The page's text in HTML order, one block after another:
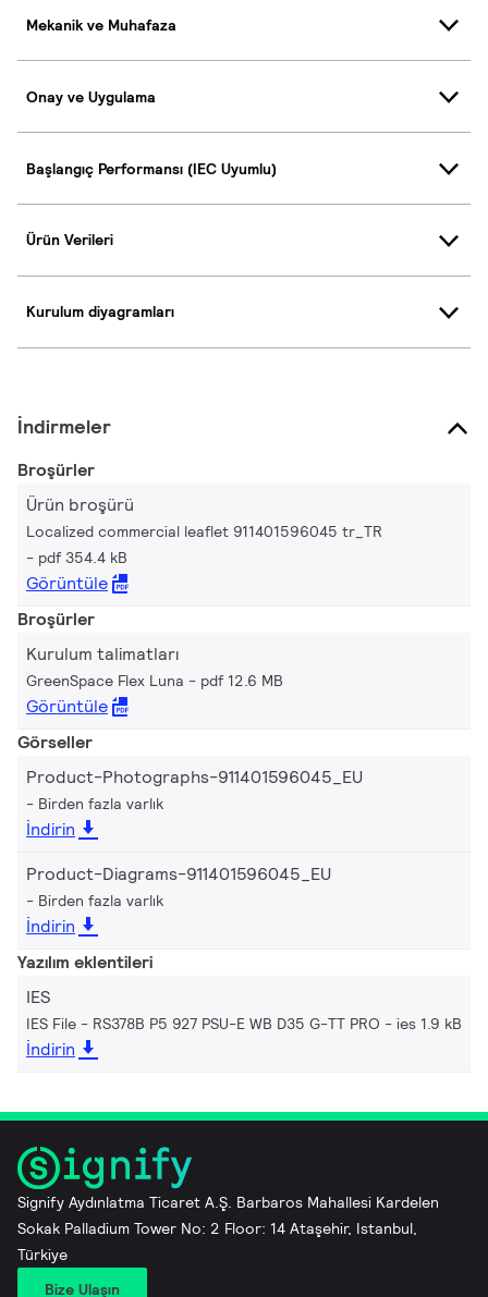
Mekanik ve Muhafaza
Onay ve Uygulama
Başlangıç Performansı (IEC Uyumlu)
Ürün Verileri
Kurulum diyagramları
İndirmeler
Broşürler
Ürün broşürü
Localized commercial leaflet 911401596045 tr_TR
pdf 354.4 kB
Görüntüle
Broşürler
Kurulum talimatları
GreenSpace Flex Luna pdf 12.6 MB
Görüntüle
Görseller
Product-Photographs-911401596045_EU
Birden fazla varlık
İndirin
Product-Diagrams-911401596045_EU
Birden fazla varlık
İndirin
Yazılım eklentileri
IES
IES File - RS378B P5 927 PSU-E WB D35 G-TT PRO ies 1.9 kB
İndirin
Signify Aydınlatma Ticaret A.Ş. Barbaros Mahallesi Kardelen
Sokak Palladium Tower No: 2 Floor: 14 Ataşehir, Istanbul,
Türkiye
Bize Ulaşın